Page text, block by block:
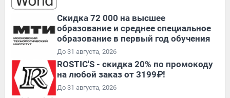
Скидка 72 000 на высшее
образование и среднее специальное
образование в первый год обучения
До 31 августа, 2026
ROSTIC'S - скидка 20% по промокоду
на любой заказ от 3199₽!
До 31 августа, 2026